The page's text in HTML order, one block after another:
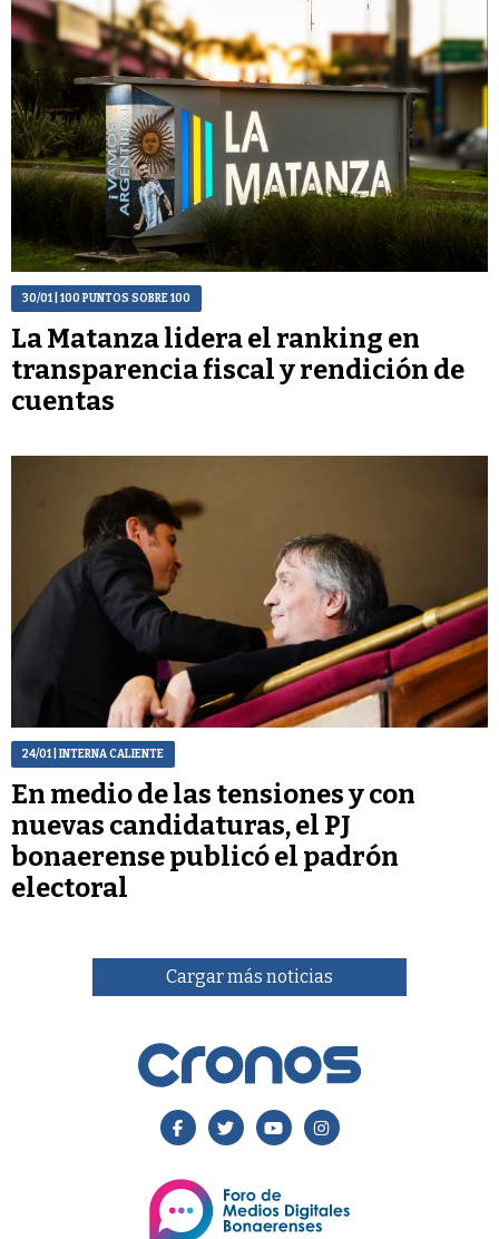
30/01| 100 PUNTOS SOBRE 100
La Matanza lidera el ranking en
transparencia fiscal y rendición de
cuentas
24/01| INTERNA CALIENTE
En medio de las tensiones y con
nuevas candidaturas, el PJ
bonaerense publicó el padrón
electoral
Cargar más noticias